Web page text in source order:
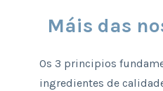
Máis das
Os 3 principios
ingredientes de